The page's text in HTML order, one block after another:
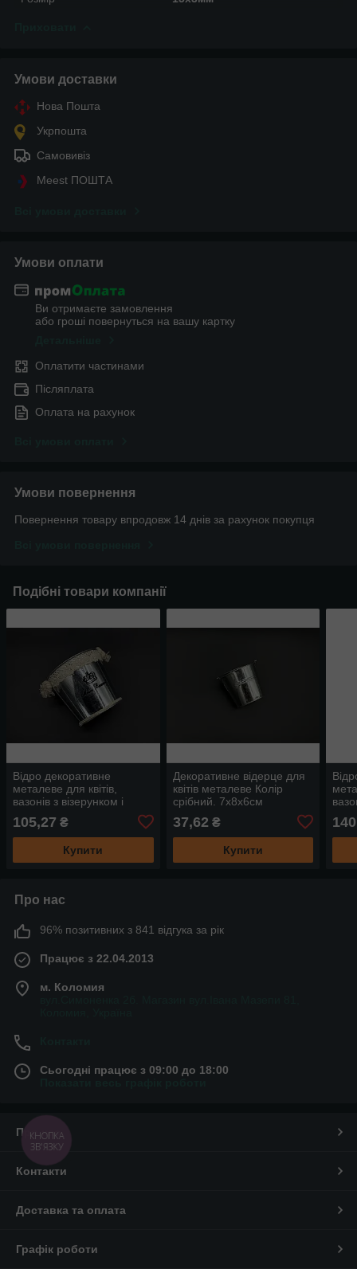
Умови доставки
Нова Пошта
Укрпошта
Самовивіз
Meest ПОШТА
Умови оплати
Ви отримаєте замовлення
або гроші повернуться на вашу картку
Оплатити частинами
Післяплата
Оплата на рахунок
Умови повернення
Повернення товару впродовж 14 днів за рахунок покупця
Подібні товари компанії
Відро декоративне
металеве для квітів,
вазонів з візерунком і
шнурком. Колір срібний.
11,8х12,7х9,7см
105,27 ₴
Купити
Декоративне відерце для
квітів металеве Колір
срібний. 7х8х6см
37,62 ₴
Купити
140
Про нас
96% позитивних з 841 відгука за рік
Працює з 22.04.2013
м. Коломия
Сьогодні працює з 09:00 до 18:00
Про нас
Контакти
Доставка та оплата
Графік роботи
КНОПКА
ЗВ'ЯЗКУ